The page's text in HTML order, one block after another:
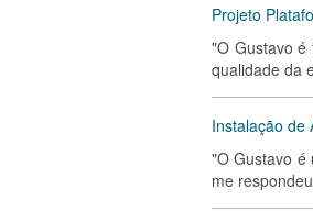
Projeto
"O Gustavo é
qualidade da
Instalação de
"O Gustavo é
me